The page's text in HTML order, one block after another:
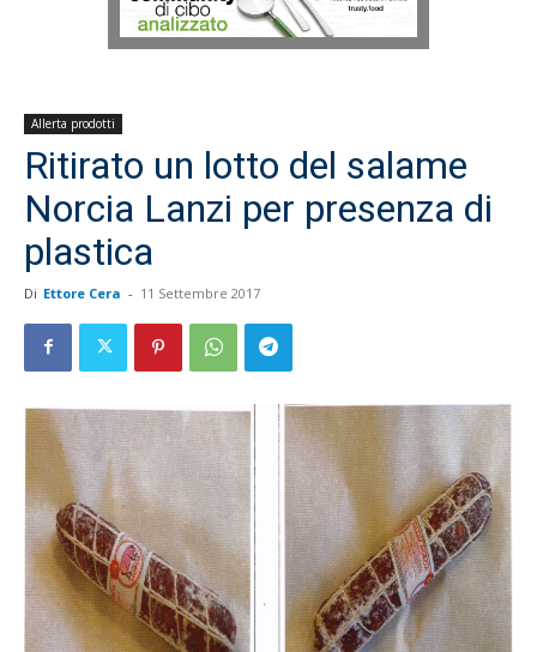
Salvagente
Allerta prodotti
Ritirato un lotto del salame
Norcia Lanzi per presenza di
plastica
Di Ettore Cera - 11 Settembre 2017